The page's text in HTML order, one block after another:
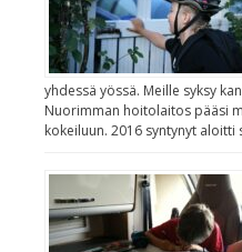
yhdessä yössä. Meille syksy
Nuorimman hoitolaitos pääsi
kokeiluun. 2016 syntynyt aloitti